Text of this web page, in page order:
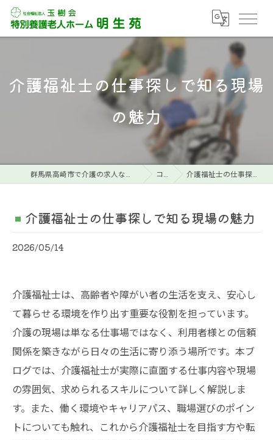
介護福祉士の仕事探しで知る現場
の魅力
群馬県高崎市で介護の求人なら特別養護老人ホーム明生苑 コラム 介護福祉士の仕事探しで知る現場の魅力
介護福祉士の仕事探しで知る現場の魅力
2026/05/14
介護福祉士は、高齢者や障がい者の生活を支え、安心し
て暮らせる環境を作り出す重要な役割を担っています。
介護の現場は単なる仕事場ではなく、利用者様との信頼
関係を築きながら日々の生活に寄り添う場所です。本ブ
ログでは、介護福祉士が実際に直面する仕事内容や現場
の雰囲気、求められるスキルについて詳しく解説しま
す。また、働く環境やキャリアパス、職場選びのポイン
トについても触れ、これから介護福祉士を目指す方や転